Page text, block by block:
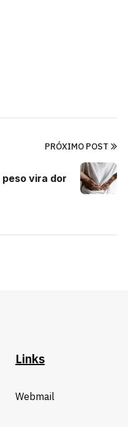
PRÓXIMO POST
peso vira dor
Links
Webmail